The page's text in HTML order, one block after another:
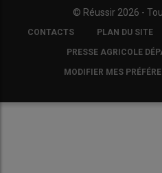
© Réussir 2026 -
FOOTER
COPYRIGHT
CONTACTS PLAN DU SITE
PRESSE AGRICOLE
MODIFIER MES